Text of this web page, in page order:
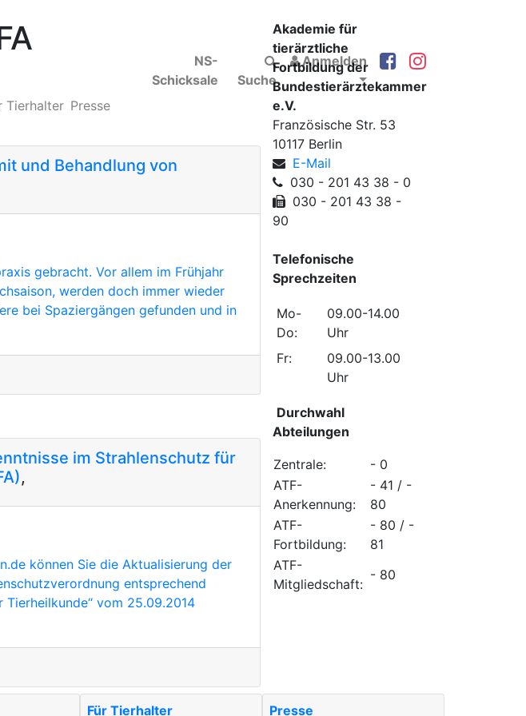
NS-
Schicksale
Suche
Anmelden
Tierhalter Presse
und Behandlung von
gebracht. Vor allem im Frühjahr
werden doch immer wieder
bei Spaziergängen gefunden und in
im Strahlenschutz für
,
können Sie die Aktualisierung der
entsprechend
Tierheilkunde“ vom 25.09.2014
Akademie für
tierärztliche
Fortbildung der
Bundestierärztekammer
e.V.
Französische Str. 53
10117 Berlin
E-Mail
030 - 201 43 38 - 0
030 - 201 43 38 -
90
Telefonische
Sprechzeiten
Mo-
Do:
09.00-14.00
Uhr
Fr:
09.00-13.00
Uhr
Durchwahl
Abteilungen
Zentrale:
- 0
ATF-
Anerkennung:
- 41 / -
80
ATF-
Fortbildung:
- 80 / -
81
ATF-
Mitgliedschaft:
- 80
Für Tierhalter Presse